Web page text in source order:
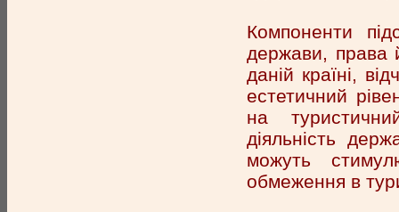
Компоненти
держави, права
даній країні,
естетичний
на
діяльність
можуть
обмеження в